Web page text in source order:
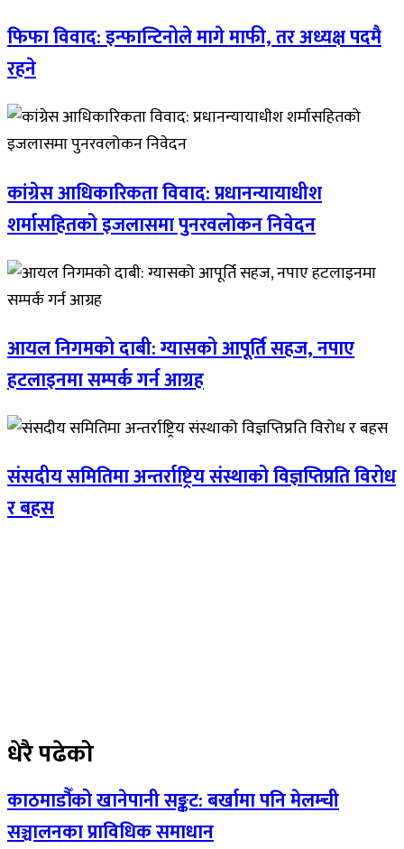
फिफा विवाद: इन्फान्टिनोले मागे माफी, तर अध्यक्ष पदमै
रहने
कांग्रेस आधिकारिकता विवाद: प्रधानन्यायाधीश
शर्मासहितको इजलासमा पुनरवलोकन निवेदन
आयल निगमको दाबी: ग्यासको आपूर्ति सहज, नपाए
हटलाइनमा सम्पर्क गर्न आग्रह
संसदीय समितिमा अन्तर्राष्ट्रिय संस्थाको विज्ञप्तिप्रति विरोध
र बहस
धेरै पढेको
काठमाडौँको खानेपानी सङ्कट: बर्खामा पनि मेलम्ची
सञ्चालनका प्राविधिक समाधान